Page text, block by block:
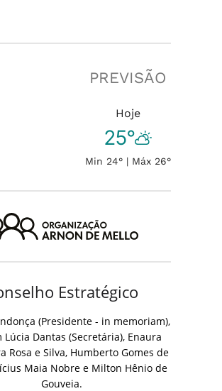
PREVISÃO
Hoje
25°
Min 24° | Máx 26°
Estratégico
(Presidente - in memoriam),
Lúcia Dantas (Secretária), Enaura
Rosa e Silva, Humberto Gomes de
Maia Nobre e Milton Hênio de
Gouveia.